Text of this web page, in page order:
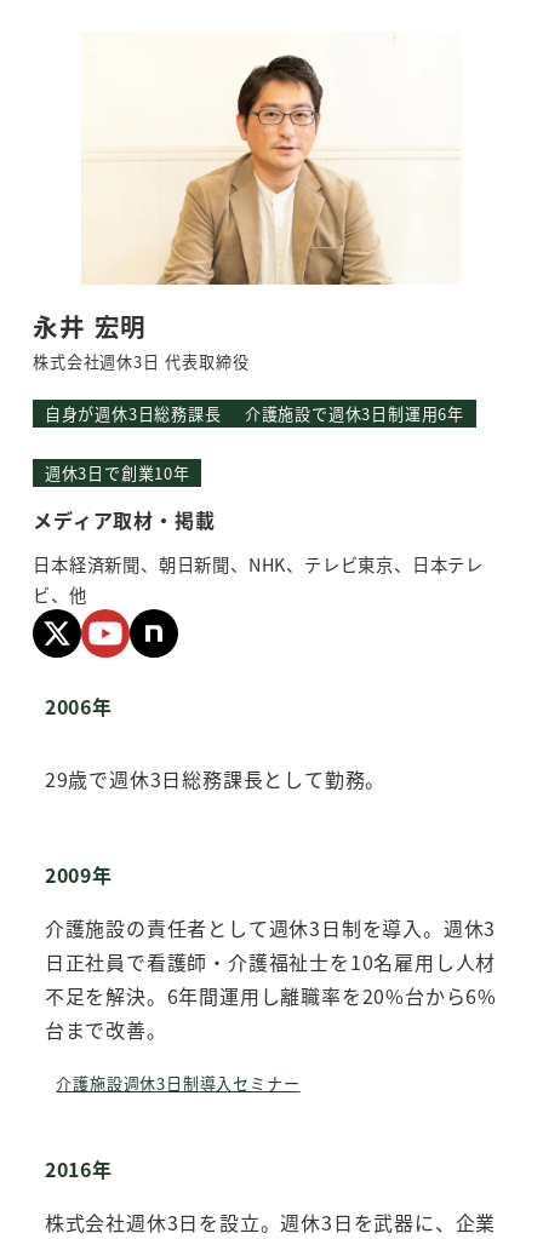
永井 宏明
株式会社週休3日 代表取締役
自身が週休3日総務課長 介護施設で週休3日制運用6年
週休3日で創業10年
メディア取材・掲載
日本経済新聞、朝日新聞、NHK、テレビ東京、日本テレ
ビ、他
2006年
29歳で週休3日総務課長として勤務。
2009年
介護施設の責任者として週休3日制を導入。週休3
日正社員で看護師・介護福祉士を10名雇用し人材
不足を解決。6年間運用し離職率を20%台から6%
台まで改善。
介護施設週休3日制導入セミナー
2016年
株式会社週休3日を設立。週休3日を武器に、企業